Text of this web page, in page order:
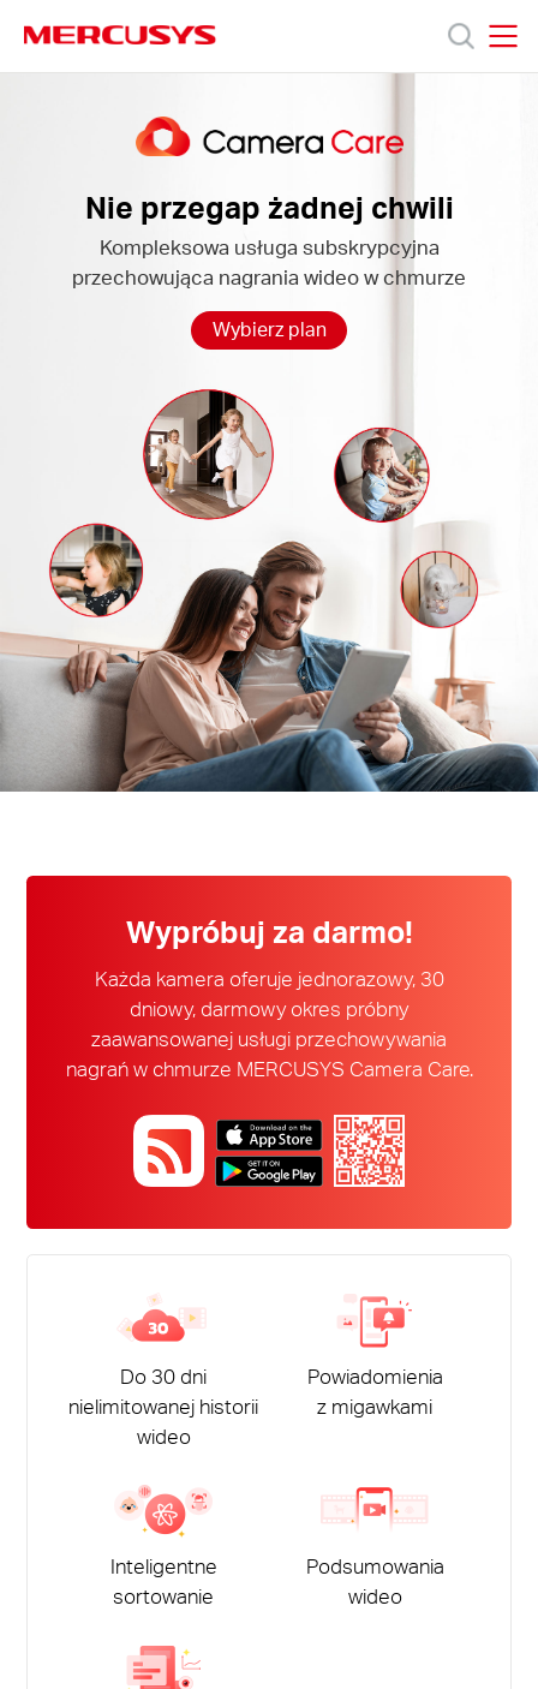
Nie przegap żadnej chwili
Kompleksowa usługa subskrypcyjna
przechowująca nagrania wideo w chmurze
Wybierz plan
Wypróbuj za darmo!
Każda kamera oferuje jednorazowy, 30
dniowy, darmowy okres próbny
zaawansowanej usługi przechowywania
nagrań w chmurze MERCUSYS Camera Care.
Do 30 dni
nielimitowanej historii
wideo
Powiadomienia
z migawkami
Inteligentne
sortowanie
Podsumowania
wideo